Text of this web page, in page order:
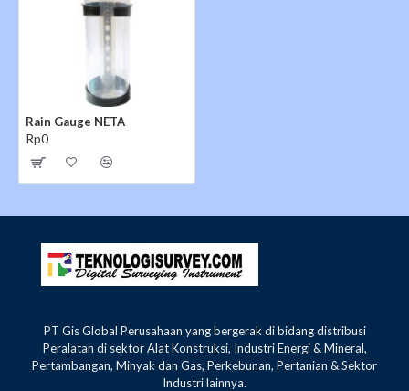
terdiri atas dua macam penakar hujan yaitu penakar
hujan Otomatis dan manual. Berikut adalah alat-alat
penakar hujan yang biasanya digunakan oleh BMKG.
Rain Gauge NETA
Rp0
PT Gis Global Perusahaan yang bergerak di bidang distribusi
Peralatan di sektor Alat Konstruksi, Industri Energi & Mineral,
Pertambangan, Minyak dan Gas, Perkebunan, Pertanian & Sektor
Industri lainnya.